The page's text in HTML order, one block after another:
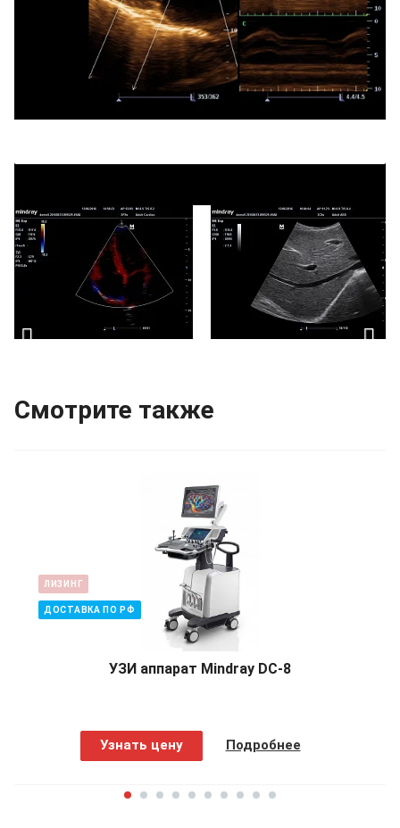
Смотрите также
ЛИЗИНГ
ДОСТАВКА ПО РФ
УЗИ аппарат Mindray DC-8
Узнать цену Подробнее